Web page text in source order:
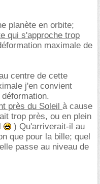
planète en orbite;
qui s'approche trop
maximale de
centre de cette
j'en convient
près du Soleil à cause
trop près, ou en plein
) Qu'arriverait-il au
que pour la bille; quel
passe au niveau de